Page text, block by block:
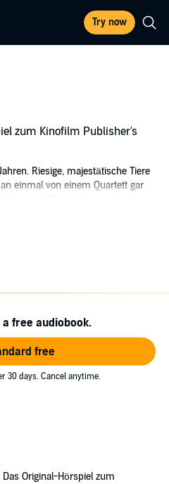
Try now
zum Kinofilm Publisher's
Riesige, majestätische Tiere
einmal von einem Quartett gar
das sind Manny, das verbiesterte
Menschenkind Roshan zu dessen
Lawine auslöst und Diego
hat nämlich seinen
verärgert und muss sich nun
GmbH (P)2006 Edel Music &
a free audiobook.
free
30 days. Cancel anytime.
Das Original-Hörspiel zum